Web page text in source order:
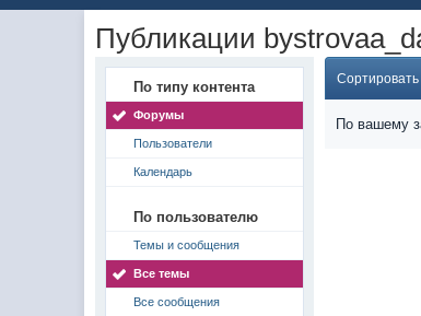
Публикации
По типу контента
Форумы
Пользователи
Календарь
По пользователю
Темы и сообщения
Все темы
Все сообщения
Сортировать
По вашему